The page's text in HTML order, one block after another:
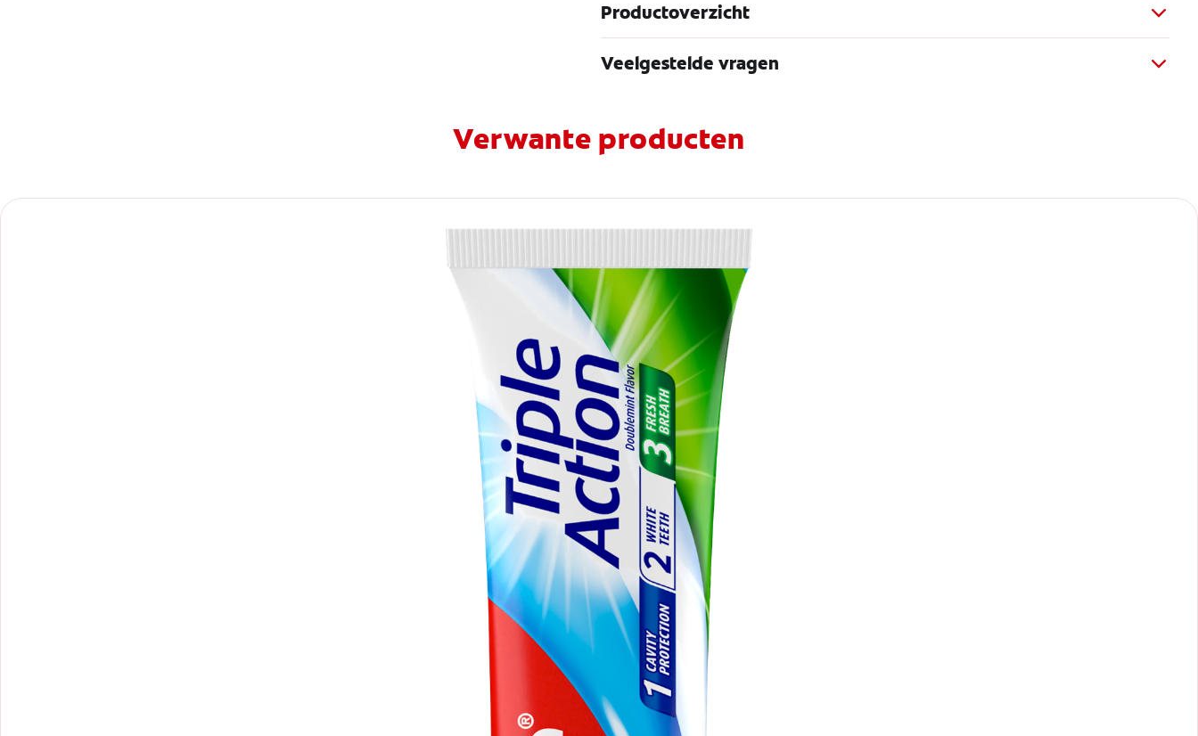
Productoverzicht
Veelgestelde vragen
Verwante producten